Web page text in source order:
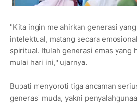
"Kita ingin melahirkan generasi
intelektual, matang secara
spiritual. Itulah generasi emas yang
mulai hari ini," ujarnya.
Bupati menyoroti tiga ancaman
generasi muda, yakni